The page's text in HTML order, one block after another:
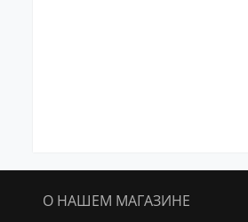
О НАШЕМ МАГАЗИНЕ